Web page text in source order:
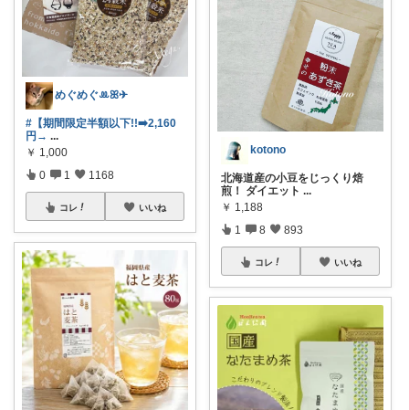
めぐめぐꔛꕤ✈︎
#【期間限定半額以下!!➡️2,160
円→ ...
￥ 1,000
0 1 1168
コレ いいね
kotono
北海道産の小豆をじっくり焙
煎！ ダイエット ...
￥ 1,188
1 8 893
コレ いいね